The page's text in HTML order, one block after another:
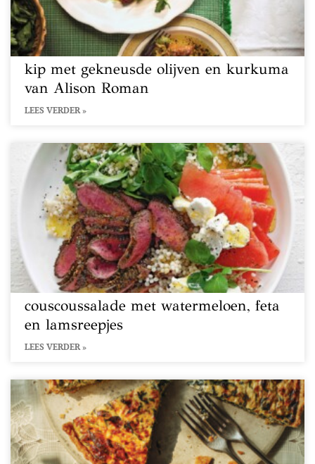
kip met gekneusde olijven en kurkuma
van Alison Roman
LEES VERDER »
couscoussalade met watermeloen, feta
en lamsreepjes
LEES VERDER »